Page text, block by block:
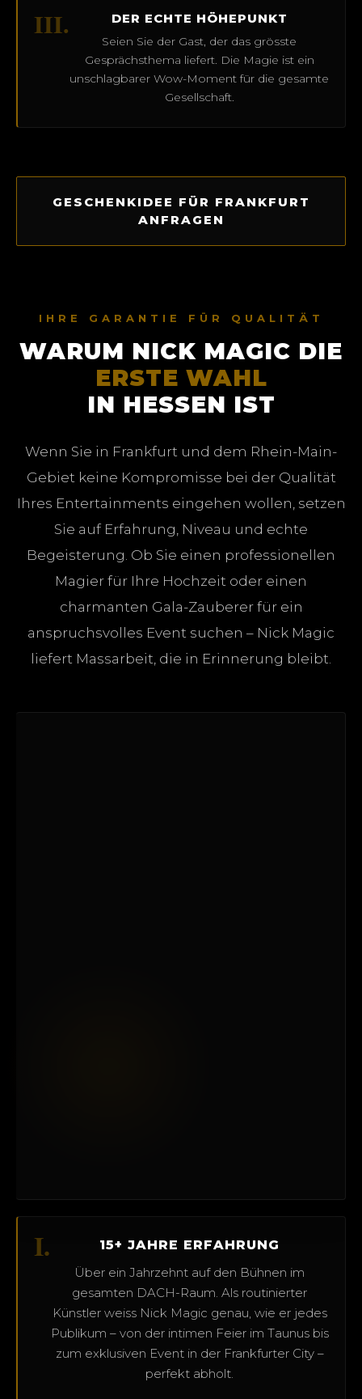
III. DER ECHTE HÖHEPUNKT
Seien Sie der Gast, der das grösste
Gesprächsthema liefert. Die Magie ist ein
unschlagbarer Wow-Moment für die gesamte
Gesellschaft.
GESCHENKIDEE FÜR FRANKFURT
ANFRAGEN
IHRE GARANTIE FÜR QUALITÄT
WARUM NICK MAGIC DIE
ERSTE WAHL
IN HESSEN IST
Wenn Sie in Frankfurt und dem Rhein-Main-
Gebiet keine Kompromisse bei der Qualität
Ihres Entertainments eingehen wollen, setzen
Sie auf Erfahrung, Niveau und echte
Begeisterung. Ob Sie einen professionellen
Magier für Ihre Hochzeit oder einen
charmanten Gala-Zauberer für ein
anspruchsvolles Event suchen – Nick Magic
liefert Massarbeit, die in Erinnerung bleibt.
I.
15+ JAHRE ERFAHRUNG
Über ein Jahrzehnt auf den Bühnen im
gesamten DACH-Raum. Als routinierter
Künstler weiss Nick Magic genau, wie er jedes
Publikum – von der intimen Feier im Taunus bis
zum exklusiven Event in der Frankfurter City –
perfekt abholt.